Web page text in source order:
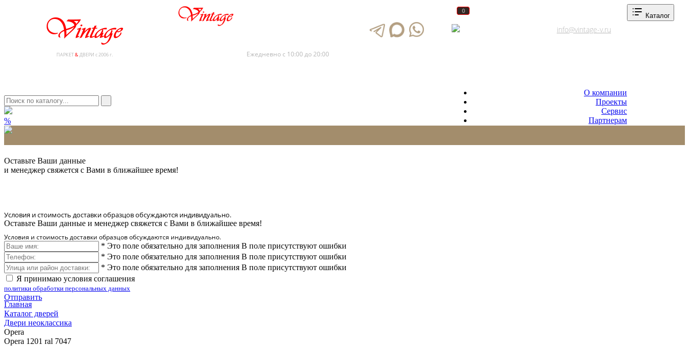
ПАРКЕТ&ДВЕРИ с 2006 г. Ежедневно с 10:00 до 20:00
info@vintage-v.ru
0
0
О компании
Проекты
Сервис
Партнерам
Каталог
%
Оставьте Ваши данные
и менеджер свяжется с Вами в ближайшее время!
Условия и стоимость доставки образцов обсуждаются индивидуально.
Оставьте Ваши данные и менеджер свяжется с Вами в ближайшее время!
Условия и стоимость доставки образцов обсуждаются индивидуально.
* Это поле обязательно для заполнения В поле присутствуют ошибки
* Это поле обязательно для заполнения В поле присутствуют ошибки
* Это поле обязательно для заполнения В поле присутствуют ошибки
Я принимаю условия соглашения
политики обработки персональных данных
Отправить
Главная
Каталог дверей
Двери неоклассика
Opera
Opera 1201 ral 7047